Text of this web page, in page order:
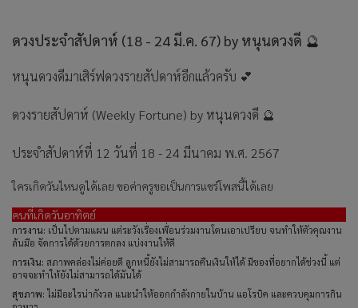
ดวงประจำสัปดาห์ (18 - 24 มี.ค. 67) by หนุนดวงดี 🔮
หนุนดวงดีมาเสิร์ฟดวงรายสัปดาห์อีกแล้วครับ 💕
ดวงรายสัปดาห์ (Weekly Fortune) by หนุนดวงดี 🔮
ประจำสัปดาห์ที่ 12 วันที่ 18 - 24 มีนาคม พ.ศ. 2567
ใครเกิดวันไหนดูได้เลย ขอค่าครูขอเป็นการแชร์โพสนี้ได้เลย
คนที่เกิดวันอาทิตย์
การงาน: เป็นไปตามแผน แต่ระวังเรื่องเพื่อนร่วมงานโดนเอาเปรียบ จนทำให้ตัวคุณงาน
ล้นมือ จัดการได้ด้วยการตกลง แบ่งงานให้ดี
การเงิน: สภาพคล่องไม่ค่อยดี ลูกหนี้ยังไม่สามารถคืนเงินให้ได้ มีของที่อยากได้ช่วงนี้ แต่
อาจจะทำให้ยังไม่สามารถได้มันได้
สุขภาพ: ไม่มีอะไรน่ากังวล แนะนำให้ออกกำลังกายในบ้าน แอโรบิค และควบคุมการกิน